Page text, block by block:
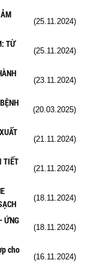
(25.11.2024)
TỪ
(25.11.2024)
(23.11.2024)
(20.03.2025)
(21.11.2024)
TIẾT
(21.11.2024)
(18.11.2024)
ỨNG
(18.11.2024)
cho
(16.11.2024)